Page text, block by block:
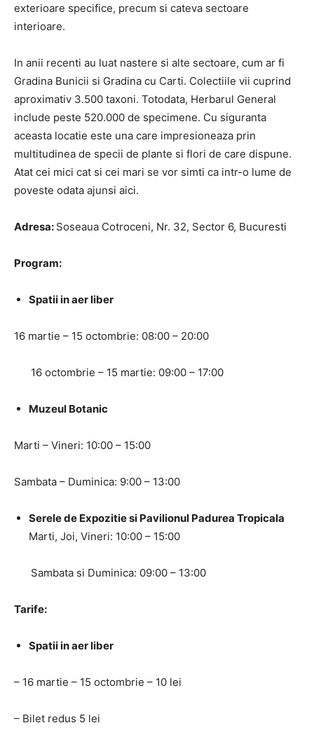
exterioare specifice, precum si cateva sectoare
interioare.
In anii recenti au luat nastere si alte sectoare, cum ar fi
Gradina Bunicii si Gradina cu Carti. Colectiile vii cuprind
aproximativ 3.500 taxoni. Totodata, Herbarul General
include peste 520.000 de specimene. Cu siguranta
aceasta locatie este una care impresioneaza prin
multitudinea de specii de plante si flori de care dispune.
Atat cei mici cat si cei mari se vor simti ca intr-o lume de
poveste odata ajunsi aici.
Adresa: Soseaua Cotroceni, Nr. 32, Sector 6, Bucuresti
Program:
Spatii in aer liber
16 martie – 15 octombrie: 08:00 – 20:00
16 octombrie – 15 martie: 09:00 – 17:00
Muzeul Botanic
Marti – Vineri: 10:00 – 15:00
Sambata – Duminica: 9:00 – 13:00
Serele de Expozitie si Pavilionul Padurea Tropicala
Marti, Joi, Vineri: 10:00 – 15:00
Sambata si Duminica: 09:00 – 13:00
Tarife:
Spatii in aer liber
– 16 martie – 15 octombrie – 10 lei
– Bilet redus 5 lei